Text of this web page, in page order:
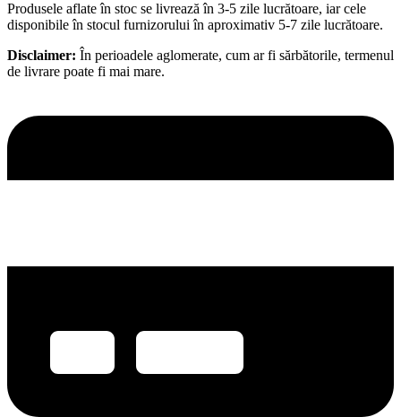
Produsele aflate în stoc se livrează în 3-5 zile lucrătoare, iar cele
disponibile în stocul furnizorului în aproximativ 5-7 zile lucrătoare.
Disclaimer: În perioadele aglomerate, cum ar fi sărbătorile, termenul
de livrare poate fi mai mare.